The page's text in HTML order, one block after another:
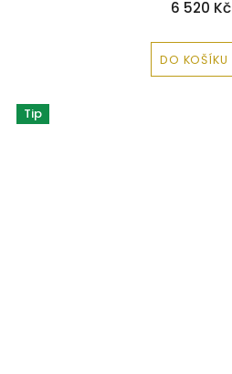
6 520 Kč
DO KOŠÍKU
Tip